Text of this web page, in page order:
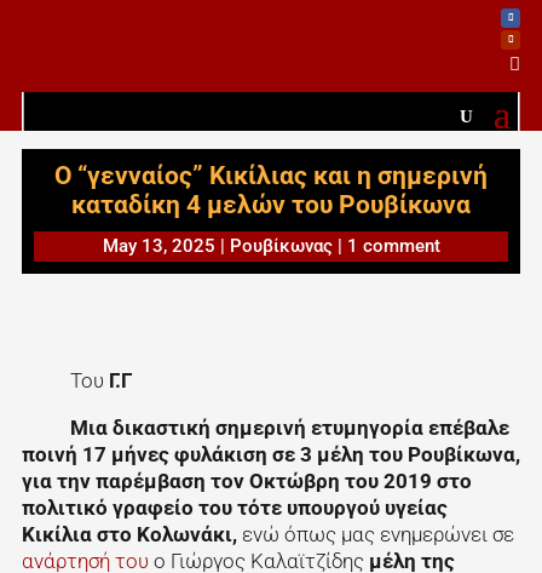

Ο “γενναίος” Κικίλιας και η σημερινή
καταδίκη 4 μελών του Ρουβίκωνα
May 13, 2025 | Ρουβίκωνας| 1 comment
Του Γ.Γ
Μια δικαστική σημερινή ετυμηγορία επέβαλε
ποινή 17 μήνες φυλάκιση σε 3 μέλη του Ρουβίκωνα,
για την παρέμβαση τον Οκτώβρη του 2019 στο
πολιτικό γραφείο του τότε υπουργού υγείας
Κικίλια στο Κολωνάκι,ενώ όπως μας ενημερώνει σε
ανάρτησή του ο Γιώργος Καλαϊτζίδης μέλη της